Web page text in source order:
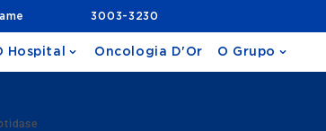
3003-3230
Hospital Oncologia D'Or O Grupo